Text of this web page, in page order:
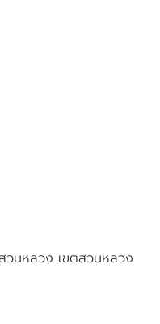
นหลวง เขตสวนหลวง